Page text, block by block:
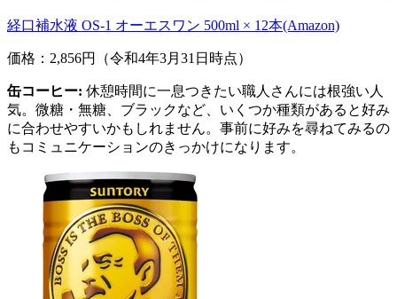
経口補水液 OS-1 オーエスワン 500ml × 12本(Amazon)
価格：2,856円（令和4年3月31日時点）
缶コーヒー: 休憩時間に一息つきたい職人さんには根強い人
気。微糖・無糖、ブラックなど、いくつか種類があると好み
に合わせやすいかもしれません。事前に好みを尋ねてみるの
もコミュニケーションのきっかけになります。